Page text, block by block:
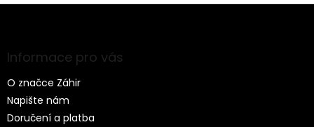
Z
aInformace pro vás
O značce Záhir
Napište nám
Doručení a platba